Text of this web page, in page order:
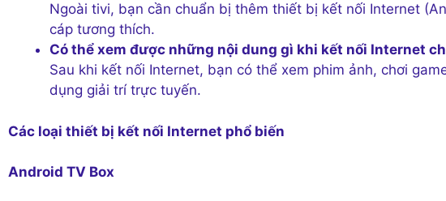
Ngoài tivi, bạn cần chuẩn bị thêm thiết bị kết nối Internet
cáp tương thích.
Có thể xem được những nội dung gì khi kết nối Internet
Sau khi kết nối Internet, bạn có thể xem phim ảnh, chơi
dụng giải trí trực tuyến.
Các loại thiết bị kết nối Internet phổ biến
Android TV Box